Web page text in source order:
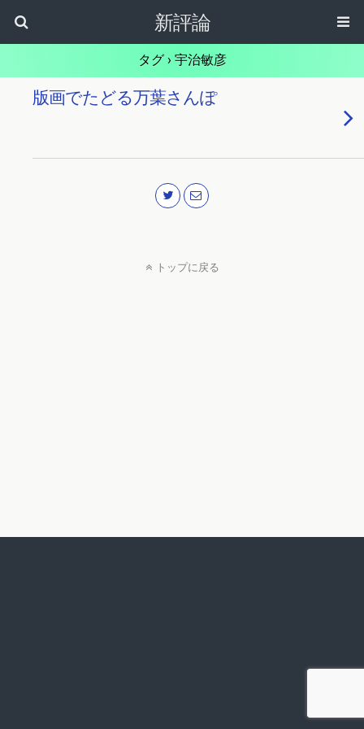
新評論
タグ › 宇治敏彦
版画でたどる万葉さんぽ
トップに戻る